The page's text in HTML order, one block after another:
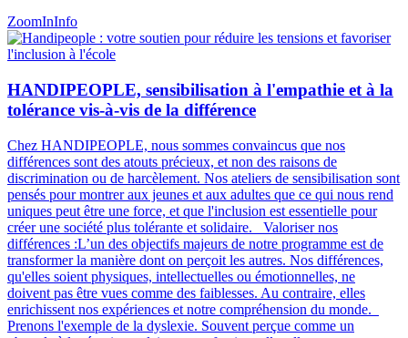
ZoomInInfo
HANDIPEOPLE, sensibilisation à l'empathie et à la
tolérance vis-à-vis de la différence
Chez HANDIPEOPLE, nous sommes convaincus que nos
différences sont des atouts précieux, et non des raisons de
discrimination ou de harcèlement. Nos ateliers de sensibilisation sont
pensés pour montrer aux jeunes et aux adultes que ce qui nous rend
uniques peut être une force, et que l'inclusion est essentielle pour
créer une société plus tolérante et solidaire. Valoriser nos
différences :L’un des objectifs majeurs de notre programme est de
transformer la manière dont on perçoit les autres. Nos différences,
qu'elles soient physiques, intellectuelles ou émotionnelles, ne
doivent pas être vues comme des faiblesses. Au contraire, elles
enrichissent nos expériences et notre compréhension du monde.
Prenons l'exemple de la dyslexie. Souvent perçue comme un